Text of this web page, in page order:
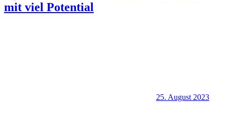
mit viel Potential
25. August 2023